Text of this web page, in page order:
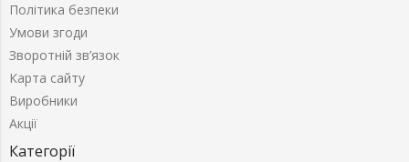
Політика безпеки
Умови згоди
Зворотній зв’язок
Карта сайту
Виробники
Акції
Категорії